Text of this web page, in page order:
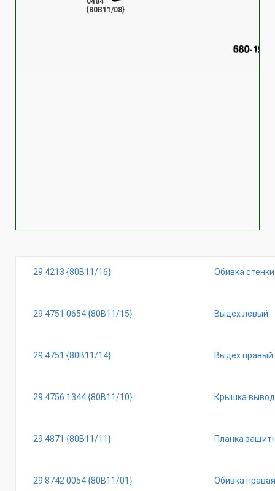
{80В11/08}
29 4213 {80В11/16} Обивка
29 4751 0654 {80В11/15} Выдех левый
29 4751 {80В11/14} Выдех правый
29 4756 1344 {80В11/10} Крышка
29 4871 {80В11/11} Планка
29 8742 0054 {80В11/01} Обивка правая